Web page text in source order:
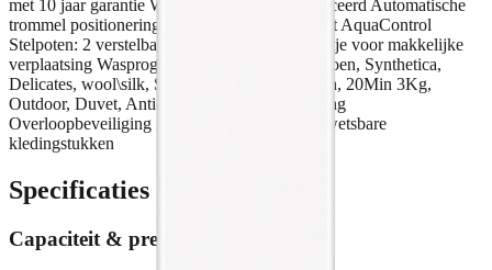
met 10 jaar garantie Woolmark Green gecertificeerd Automatische
trommel positionering Overloopbeveiliging met AquaControl
Stelpoten: 2 verstelbare en 2 wielen Extra wieltje voor makkelijke
verplaatsing Wasprogramma's: Eco 40-60, Katoen, Synthetica,
Delicates, wool\silk, Steam, Powerclean 59Min, 20Min 3Kg,
Outdoor, Duvet, Anti-Allergie Binnenverlichting
Overloopbeveiliging Zijde programma voor kwetsbare
kledingstukken
Specificaties
Capaciteit & prestaties